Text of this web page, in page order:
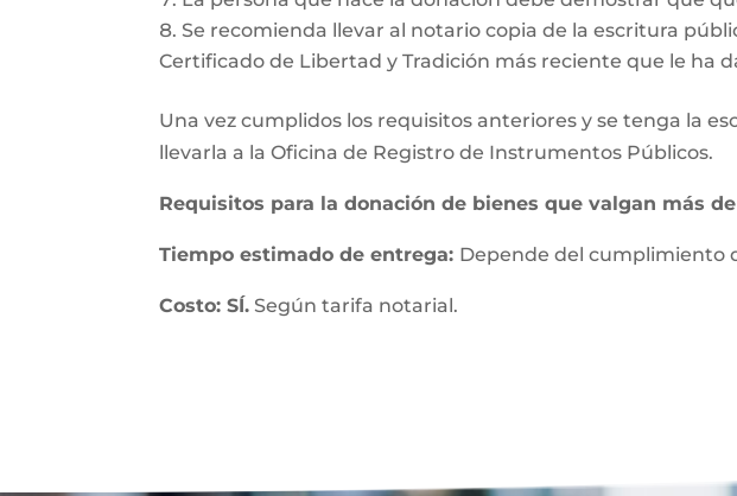
Se recomienda llevar al notario copia de la escritura
Certificado de Libertad y Tradición más reciente que le ha
Una vez cumplidos los requisitos anteriores y se tenga la
llevarla a la Oficina de Registro de Instrumentos Públicos.
Requisitos para la donación de bienes que valgan más
Tiempo estimado de entrega: Depende del cumplimiento
Costo: SÍ. Según tarifa notarial.